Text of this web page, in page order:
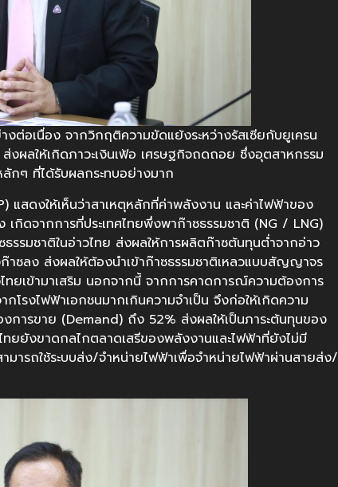
ต่อเนื่อง จากวิกฤติความขัดแย้งระหว่างรัสเซียกับยูเครน
ผลให้เกิดภาวะเงินเฟ้อ เศรษฐกิจถดถอย ซึ่งอุตสาหกรรม
กๆ ที่ได้รับผลกระทบอย่างมาก
สดงให้เห็นว่าสาเหตุหลักที่ค่าพลังงาน และค่าไฟฟ้าของ
เกิดจากการที่ประเทศไทยพึ่งพาก๊าซธรรมชาติ (NG / LNG)
รรมชาติในอ่าวไทย ส่งผลให้การผลิตก๊าซต้นทุนต่ำจากอ่าว
ซลง ส่งผลให้ต้องนำเข้าก๊าซธรรมชาติเหลวแบบสัญญาจร
ทยเข้ามาเสริม นอกจากนี้ จากการคาดการณ์ความต้องการ
โรงไฟฟ้าเอกชนมากเกินความจำเป็น จึงก่อให้เกิดความ
การขาย (Demand) ถึง 52% ส่งผลให้เป็นภาระต้นทุนของ
ไทยยังขาดกลไกตลาดเสรีของพลังงานและไฟฟ้าที่ยังไม่มี
มารถใช้ระบบส่ง/จำหน่ายไฟฟ้าเพื่อจำหน่ายไฟฟ้าผ่านสายส่ง/